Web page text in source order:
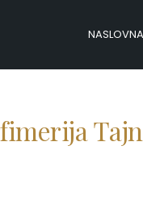
NASLOVNA